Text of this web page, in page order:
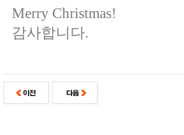
Merry Christmas!
감사합니다.